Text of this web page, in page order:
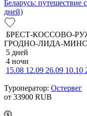
Беларусь: путешествие
дней)
БРЕСТ-КОССОВО-
ГРОДНО-ЛИДА-
5 дней
4 ночи
15.08 12.09 26.09 10.10
Туроператор: Остервег
от 33900 RUB